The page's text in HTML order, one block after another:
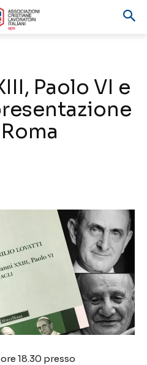
Paolo VI e
18.30 presso